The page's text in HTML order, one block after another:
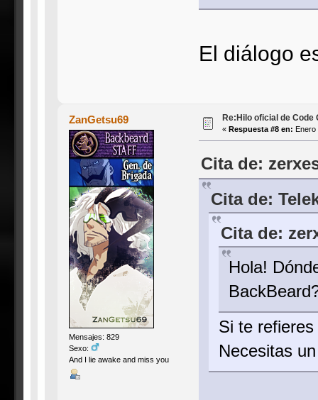
El diálogo
ZanGetsu69
Mensajes: 829
Sexo:
And I lie awake and miss you
Re:Hilo oficial de Code
« Respuesta #8 en:
Cita de:
Cita de:
Cita de:
Hola!
Si te
Necesitas